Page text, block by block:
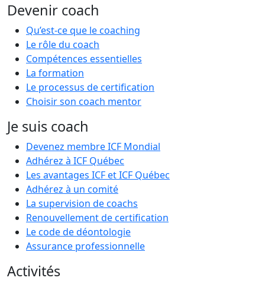
Devenir coach
Qu’est-ce que le coaching
Le rôle du coach
Compétences essentielles
La formation
Le processus de certification
Choisir son coach mentor
Je suis coach
Devenez membre ICF Mondial
Adhérez à ICF Québec
Les avantages ICF et ICF Québec
Adhérez à un comité
La supervision de coachs
Renouvellement de certification
Le code de déontologie
Assurance professionnelle
Activités